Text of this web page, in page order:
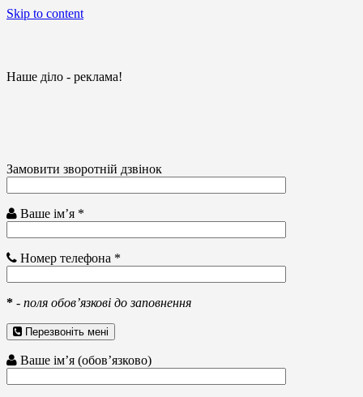
Skip to content
Наше діло - реклама!
Замовити зворотній дзвінок
Ваше ім’я *
Номер телефона *
* - поля обов’язкові до заповнення
Перезвоніть мені
Ваше ім’я (обов’язково)